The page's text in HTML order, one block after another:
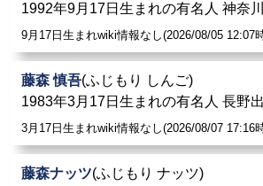
1992年9月17日生まれの有名人 神奈
9月17日生まれwiki情報なし(2026/08/05 12:07
藤森 慎吾(ふじもり しんご)
1983年3月17日生まれの有名人 長野
3月17日生まれwiki情報なし(2026/08/07 17:16
藤森ナッツ(ふじもり ナッツ)